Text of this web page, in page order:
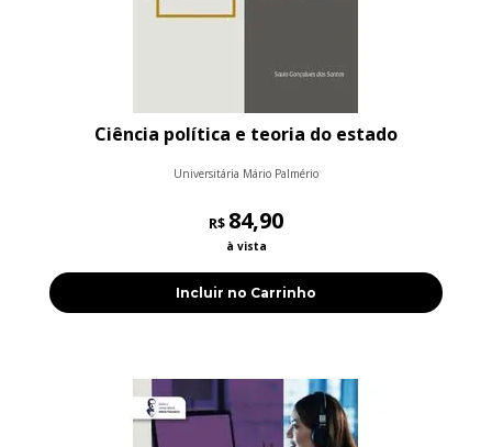
Ciência política e teoria do estado
Universitária Mário Palmério
R$ 84,90
à vista
Incluir no Carrinho